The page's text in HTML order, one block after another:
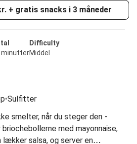
+ gratis snacks i 3 måneder
minutter
Difficulty
Middel
•Sulfitter
smelter, når du steger den -
med mayonnaise,
lækker salsa, og server en